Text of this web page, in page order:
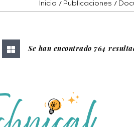
Inicio Publicaciones
Se han encontrado 764